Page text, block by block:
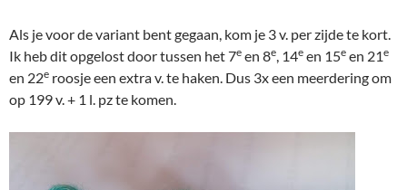
Als je voor de variant bent gegaan, kom je 3 v. per zijde te kort.
Ik heb dit opgelost door tussen het 7e en 8e, 14e en 15e en 21e
en 22e roosje een extra v. te haken. Dus 3x een meerdering om
op 199 v. + 1 l. pz te komen.